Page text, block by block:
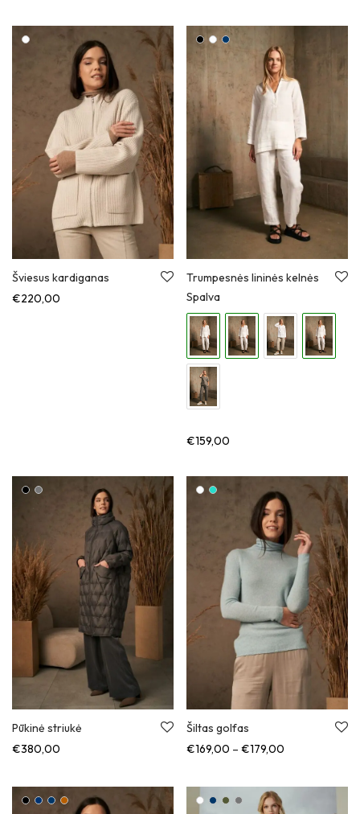
Šviesus kardiganas
€220,00
Trumpesnės lininės kelnės
Spalva
€159,00
Pūkinė striukė
€380,00
Šiltas golfas
€169,00 – €179,00